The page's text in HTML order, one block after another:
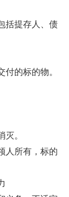
提存人、债
的标的物。
。
所有，标的